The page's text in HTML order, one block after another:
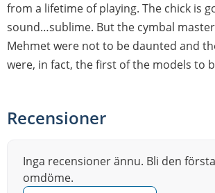
from a lifetime of playing. The chick is
sound…sublime. But the cymbal
Mehmet were not to be daunted and
were, in fact, the first of the models to
Recensioner
Inga recensioner ännu. Bli den
omdöme.